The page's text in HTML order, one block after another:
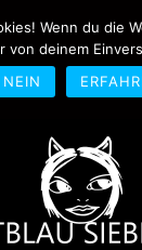
Frankfurt
Wenn du die
von deinem
NEIN